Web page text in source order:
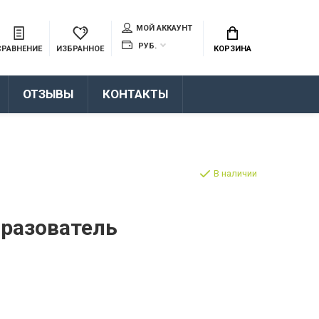
ИЗБРАННОЕ
МОЙ АККАУНТ
РУБ.
КОРЗИНА
ОТЗЫВЫ КОНТАКТЫ
В наличии